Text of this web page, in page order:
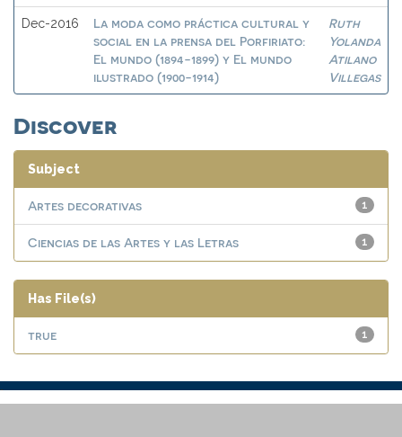
Dec-2016
La moda como práctica cultural y
social en la prensa del Porfiriato:
El mundo (1894-1899) y El mundo
ilustrado (1900-1914)
Ruth
Yolanda
Atilano
Villegas
Discover
Subject
1
Artes decorativas
1
Ciencias de las Artes y las Letras
Has File(s)
1
true